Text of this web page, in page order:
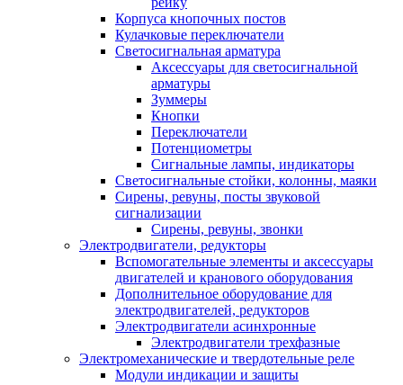
Корпуса кнопочных постов
Кулачковые переключатели
Светосигнальная арматура
Аксессуары для светосигнальной
арматуры
Зуммеры
Кнопки
Переключатели
Потенциометры
Сигнальные лампы, индикаторы
Светосигнальные стойки, колонны, маяки
Сирены, ревуны, посты звуковой
сигнализации
Сирены, ревуны, звонки
Электродвигатели, редукторы
Вспомогательные элементы и аксессуары
двигателей и кранового оборудования
Дополнительное оборудование для
электродвигателей, редукторов
Электродвигатели асинхронные
Электродвигатели трехфазные
Электромеханические и твердотельные реле
Модули индикации и защиты